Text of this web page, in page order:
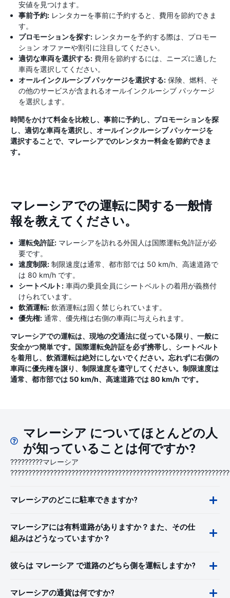
安値を見つけます。
事前予約: レンタカーを事前に予約すると、費用を節約できま
す。
プロモーションを探す: レンタカーを予約する際は、プロモー
ション オファーや割引に注目してください。
適切な車両を選択する: 費用を節約するには、ニーズに適した
車両を選択してください。
オールインクルーシブ パッケージを選択する: 保険、燃料、そ
の他のサービスが含まれるオールインクルーシブ パッケージ
を選択します。
時間をかけて料金を比較し、事前に予約し、プロモーションを探
し、適切な車両を選択し、オールインクルーシブ パッケージを
選択することで、マレーシアでのレンタカー料金を節約できま
す。
マレーシアでの運転に関する一般情
報を教えてください。
運転免許証: マレーシアを訪れる外国人は国際運転免許証が必
要です。
速度制限: 制限速度は通常、都市部では 50 km/h、高速道路で
は 80 km/h です。
シートベルト: 車両の乗員全員にシートベルトの着用が義務付
けられています。
飲酒運転: 飲酒運転は固く禁じられています。
優先権: 通常、優先権は右側の車両に与えられます。
マレーシアでの運転は、現地の交通法に従っている限り、一般に
安全かつ簡単です。国際運転免許証を必ず携帯し、シートベルト
を着用し、飲酒運転は絶対にしないでください。忘れずに右側の
車両に優先権を譲り、制限速度を遵守してください。制限速度は
通常、都市部では 50 km/h、高速道路では 80 km/h です。
マレーシア についてほとんどの人
が知っていることは何ですか?
?????????マレーシア
マレーシアのどこに駐車できますか?
マレーシアには有料道路がありますか？また、その仕
組みはどうなっていますか？
彼らは マレーシア で道路のどちら側を運転しますか?
マレーシアの通貨は何ですか?